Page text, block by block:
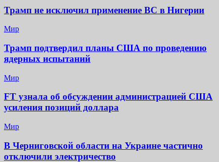
Трамп не исключил применение ВС в Нигерии
Мир
Трамп подтвердил планы США по проведению
ядерных испытаний
Мир
FT узнала об обсуждении администрацией США
усиления позиций доллара
Мир
В Черниговской области на Украине частично
отключили электричество